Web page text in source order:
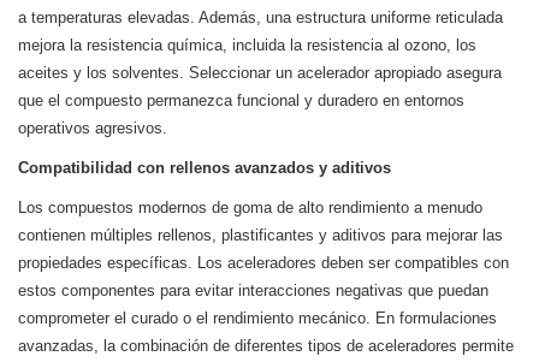
a temperaturas elevadas. Además, una estructura uniforme reticulada
mejora la resistencia química, incluida la resistencia al ozono, los
aceites y los solventes. Seleccionar un acelerador apropiado asegura
que el compuesto permanezca funcional y duradero en entornos
operativos agresivos.
Compatibilidad con rellenos avanzados y aditivos
Los compuestos modernos de goma de alto rendimiento a menudo
contienen múltiples rellenos, plastificantes y aditivos para mejorar las
propiedades específicas. Los aceleradores deben ser compatibles con
estos componentes para evitar interacciones negativas que puedan
comprometer el curado o el rendimiento mecánico. En formulaciones
avanzadas, la combinación de diferentes tipos de aceleradores permite